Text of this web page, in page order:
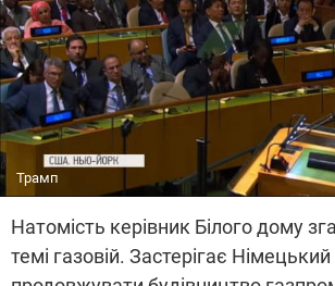
Трамп
Натомість керівник Білого дому
темі газовій. Застерігає